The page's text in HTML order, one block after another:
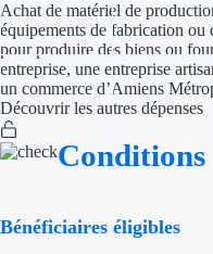
Achat de matériel de
équipements de fabrication
pour produire des biens ou
entreprise, une entreprise
un commerce d’Amiens
Découvrir les autres dépenses
Conditions
Bénéficiaires éligibles